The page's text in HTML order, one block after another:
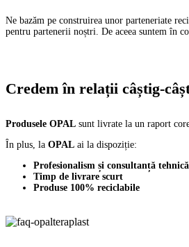
Ne bazăm pe construirea unor parteneriate
pentru partenerii noștri. De aceea suntem în
Credem în relații câștig-
Produsele OPAL sunt livrate la un raport
În plus, la OPAL ai la dispoziție:
Profesionalism și consultanță tehnică
Timp de livrare scurt
Produse 100% reciclabile